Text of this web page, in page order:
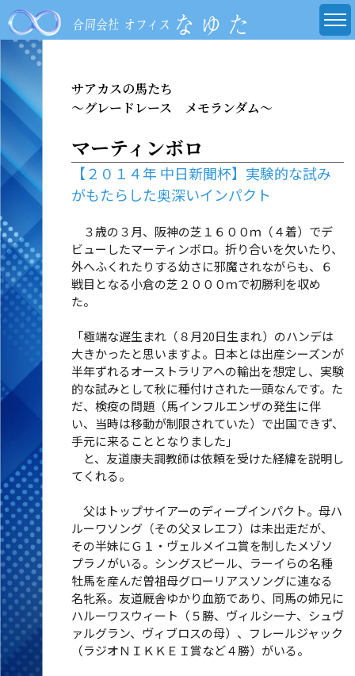
サアカスの馬たち
～グレードレース メモランダム～
マーティンボロ
【２０１４年 中日新聞杯】実験的な試み
がもたらした奥深いインパクト
３歳の３月、阪神の芝１６００ｍ（４着）でデ
ビューしたマーティンボロ。折り合いを欠いたり、
外へふくれたりする幼さに邪魔されながらも、６
戦目となる小倉の芝２０００ｍで初勝利を収め
た。
「極端な遅生まれ（８月20日生まれ）のハンデは
大きかったと思いますよ。日本とは出産シーズンが
半年ずれるオーストラリアへの輸出を想定し、実験
的な試みとして秋に種付けされた一頭なんです。た
だ、検疫の問題（馬インフルエンザの発生に伴
い、当時は移動が制限されていた）で出国できず、
手元に来ることとなりました」
と、友道康夫調教師は依頼を受けた経緯を説明し
てくれる。
父はトップサイアーのディープインパクト。母ハ
ルーワソング（その父ヌレエフ）は未出走だが、
その半妹にＧ１・ヴェルメイユ賞を制したメゾソ
プラノがいる。シングスピール、ラーイらの名種
牡馬を産んだ曽祖母グローリアスソングに連なる
名牝系。友道厩舎ゆかり血筋であり、同馬の姉兄に
ハルーワスウィート（５勝、ヴィルシーナ、シュヴ
ァルグラン、ヴィブロスの母）、フレールジャック
（ラジオＮＩＫＫＥＩ賞など４勝）がいる。